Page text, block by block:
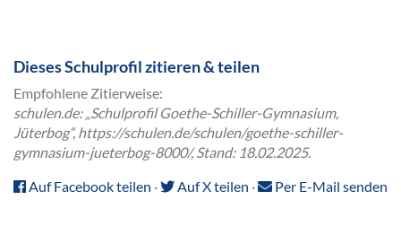
Dieses Schulprofil zitieren & teilen
Empfohlene Zitierweise:
schulen.de: „Schulprofil Goethe-Schiller-Gymnasium,
Jüterbog“, https://schulen.de/schulen/goethe-schiller-
gymnasium-jueterbog-8000/, Stand: 18.02.2025.
Auf Facebook teilen · Auf X teilen · Per E-Mail senden